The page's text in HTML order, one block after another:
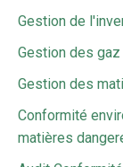
Gestion de
Gestion des
Gestion des
Conformité
matières